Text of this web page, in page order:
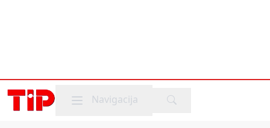
Mobile menu
Navigacija